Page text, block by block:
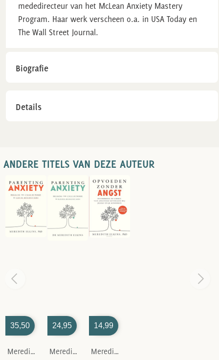
mededirecteur van het McLean Anxiety Mastery
Program. Haar werk verscheen o.a. in USA Todayen
The Wall Street Journal.
Biografie
Details
ANDERE TITELS VAN DEZE AUTEUR
35,50
Meredith Elkins
24,95
Meredith Elkins
14,99
Meredith Elkins